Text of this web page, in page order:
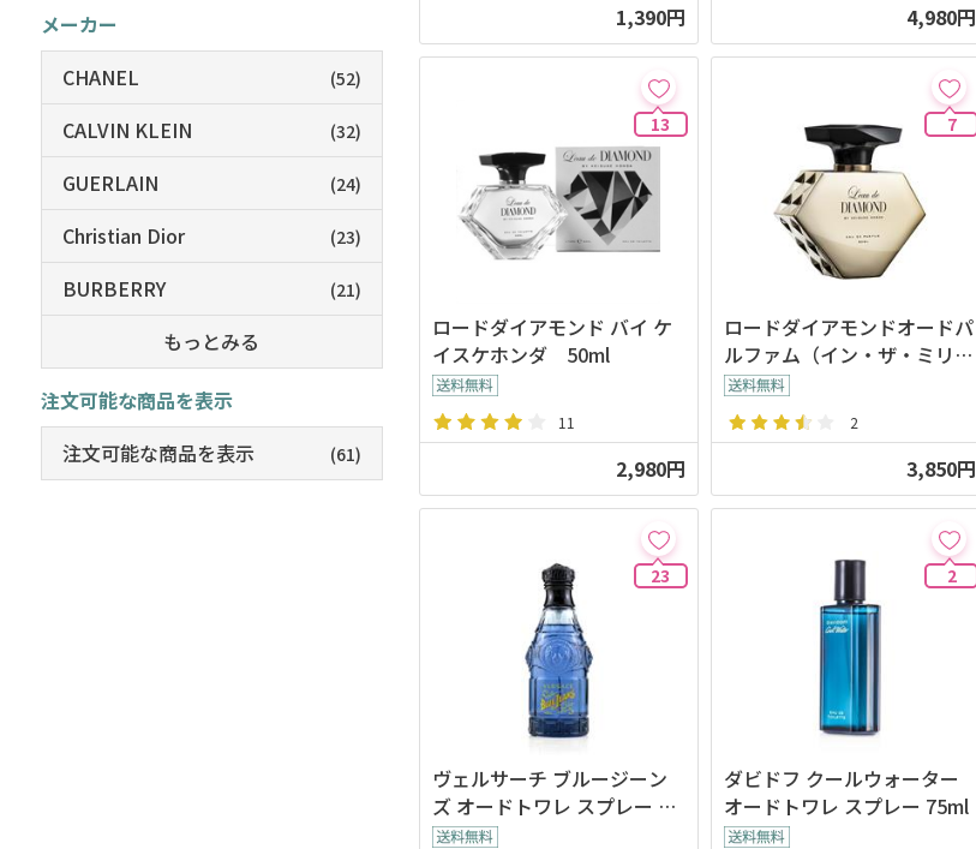
メーカー
CHANEL
(52)
CALVIN KLEIN (32)
GUERLAIN (24)
Christian Dior (23)
BURBERRY (21)
もっとみる
注文可能な商品を表示
注文可能な商品を表示
(61)
1,390円 4,980円
13
ロードダイアモンド バイ ケ
イスケホンダ 50ml
11
2,980円
7
ロードダイアモンドオードパ
ルファム（イン・ザ・ミリオ
ン）50ml
2
3,850円
23
ヴェルサーチ ブルージーン
ズ オードトワレ スプレー 75
ml
2
ダビドフ クールウォーター
オードトワレ スプレー 75ml